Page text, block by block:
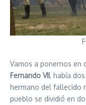
Vamos a ponernos en
Fernando VII, había
hermano del fallecido
pueblo se dividió en